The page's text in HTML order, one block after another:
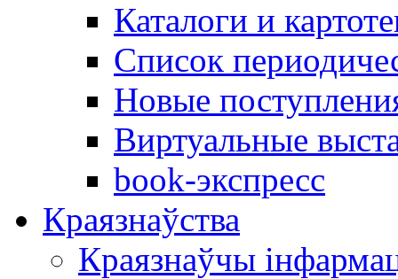
Каталоги и
Список
Новые
Виртуальные
book-экспресс
Краязнаўства
Краязнаўчы